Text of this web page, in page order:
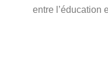
entre l’éducation